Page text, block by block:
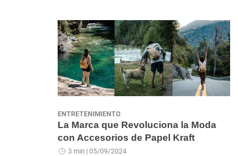
ENTRETENIMIENTO
La Marca que Revoluciona la Moda
con Accesorios de Papel Kraft
3 min | 05/09/2024